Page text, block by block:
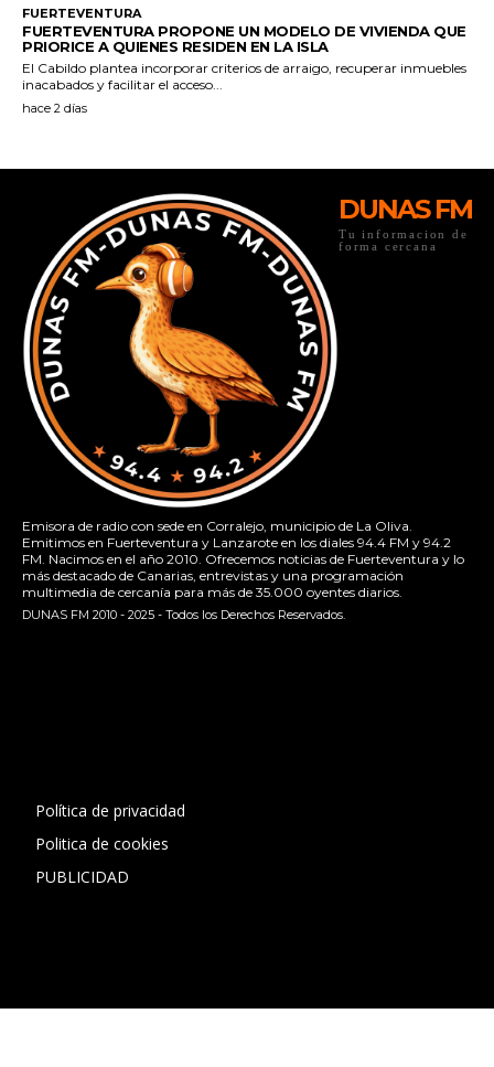
DUNAS FM
Tu informacion de
forma cercana
Emisora de radio con sede en Corralejo, municipio de La Oliva.
Emitimos en Fuerteventura y Lanzarote en los diales 94.4 FM y 94.2
FM. Nacimos en el año 2010. Ofrecemos noticias de Fuerteventura y lo
más destacado de Canarias, entrevistas y una programación
multimedia de cercanía para más de 35.000 oyentes diarios.
DUNAS FM 2010 - 2025 - Todos los Derechos Reservados.
Política de privacidad
Politica de cookies
PUBLICIDAD